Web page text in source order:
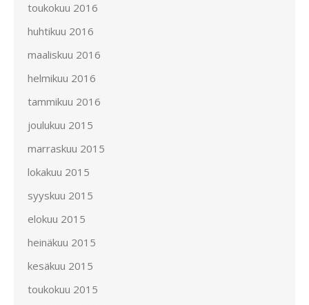
toukokuu 2016
huhtikuu 2016
maaliskuu 2016
helmikuu 2016
tammikuu 2016
joulukuu 2015
marraskuu 2015
lokakuu 2015
syyskuu 2015
elokuu 2015
heinäkuu 2015
kesäkuu 2015
toukokuu 2015